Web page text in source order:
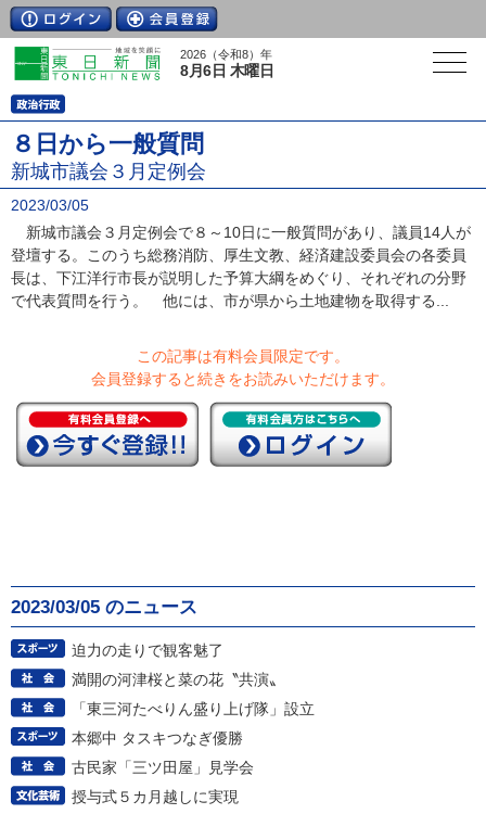
2026（令和8）年
8月6日 木曜日
８日から一般質問
新城市議会３月定例会
2023/03/05
新城市議会３月定例会で８～10日に一般質問があり、議員14人が
登壇する。このうち総務消防、厚生文教、経済建設委員会の各委員
長は、下江洋行市長が説明した予算大綱をめぐり、それぞれの分野
で代表質問を行う。 他には、市が県から土地建物を取得する...
この記事は有料会員限定です。
会員登録すると続きをお読みいただけます。
2023/03/05 のニュース
迫力の走りで観客魅了
満開の河津桜と菜の花〝共演〟
「東三河たべりん盛り上げ隊」設立
本郷中 タスキつなぎ優勝
古民家「三ツ田屋」見学会
授与式５カ月越しに実現